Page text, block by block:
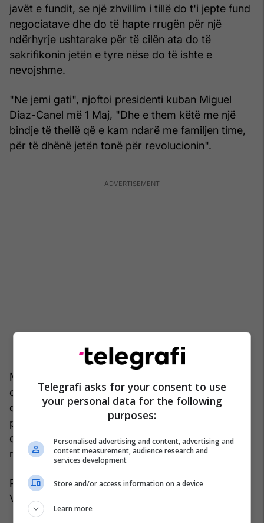
javët e fundit, se një zhvillim i tillë do t'i jepte fund
negociatave dhe do të hapte rrugën për një
ndërhyrje ushtarake për të cilën ata do të
sakrifikonin jetën e tyre nëse do të ishte e
nevojshme.
"Ne jemi gati", njoftoi presidenti kuban Miguel
Diaz-Canel më 1 Maj, "Dhe e them këtë me një
bindje të thellë që e kam ndarë me familjen time,
për të dhënë jetën tonë për revolucionin".
Media shtetërore kubane ka publikuar imazhe të
civilëve që marrin trajnim ushtarak si pjesë e asaj
që Fidel Castro e parashikonte si "lufta e të gjithë
popullsisë" në të cilën kubanët e armatosur nga
qeveria do të luftonin një luftë guerile të
rraskapitjes kundër pushtuesve të huaj.
Plani mbështetet në luftime guerile në stilin e
Vietnamit dhe jo në një konflikt midis ushtrive.
Telegrafi asks for your consent to use
your personal data for the following
purposes:
Personalised advertising and content, advertising and
content measurement, audience research and
services development
Store and/or access information on a device
Learn more